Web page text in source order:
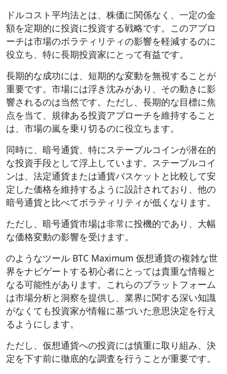
ドルコスト平均法とは、株価に関係なく、一定の金
額を定期的に投資に投資する戦略です。このアプロ
ーチは市場のボラティリティの影響を軽減するのに
役立ち、特に長期投資家にとって有益です。
長期的な成功には、短期的な変動を無視することが
重要です。市場には浮き沈みがあり、その動きに影
響されるのは当然です。ただし、長期的な目標に焦
点を当て、規律ある投資アプローチを維持すること
は、市場の嵐を乗り切るのに役立ちます。
同時に、暗号通貨、特にステーブルコインが潜在的
な投資手段として浮上しています。ステーブルコイ
ンは、法定通貨または通貨バスケットと比較して安
定した価格を維持するように設計されており、他の
暗号通貨と比べてボラティリティが低くなります。
ただし、暗号通貨市場は非常に投機的であり、大幅
な価格変動の影響を受けます。
のようなツール BTC Maximum 仮想通貨の複雑な世
界をナビゲートする初心者にとっては貴重な情報と
なる可能性があります。これらのプラットフォーム
は市場分析と洞察を提供し、業界に関する深い知識
がなくても投資家が情報に基づいた意思決定を行え
るようにします。
ただし、仮想通貨への投資には慎重に取り組み、決
定を下す前に徹底的な調査を行うことが重要です。